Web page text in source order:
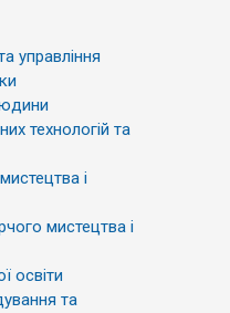
управління
технологій та
і
мистецтва і
освіти
та